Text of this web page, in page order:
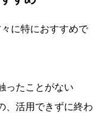
に特におすすめで
ったことがない
、活用できずに終わ